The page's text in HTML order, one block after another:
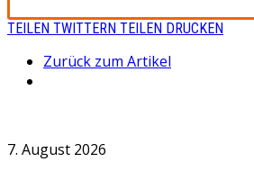
TEILEN TWITTERN TEILEN DRUCKEN
Zurück zum Artikel
7. August 2026